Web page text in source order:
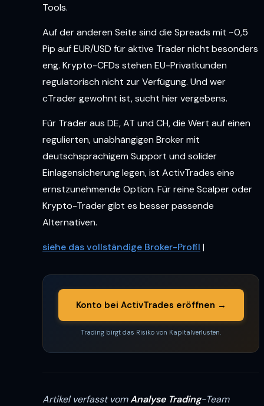
Tools.
Auf der anderen Seite sind die Spreads mit ~0,5
Pip auf EUR/USD für aktive Trader nicht besonders
eng. Krypto-CFDs stehen EU-Privatkunden
regulatorisch nicht zur Verfügung. Und wer
cTrader gewohnt ist, sucht hier vergebens.
Für Trader aus DE, AT und CH, die Wert auf einen
regulierten, unabhängigen Broker mit
deutschsprachigem Support und solider
Einlagensicherung legen, ist ActivTrades eine
ernstzunehmende Option. Für reine Scalper oder
Krypto-Trader gibt es besser passende
Alternativen.
siehe das vollständige Broker-Profil |
Konto bei ActivTrades eröffnen →
Trading birgt das Risiko von Kapitalverlusten.
Artikel verfasst vomAnalyse Trading-Team